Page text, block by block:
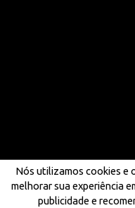
Nós utilizamos cookies e
melhorar sua experiência
publicidade e